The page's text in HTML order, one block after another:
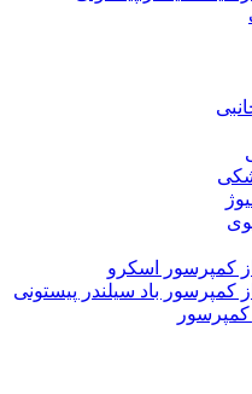
کمپرسور اسکرو
کمپرسور باد سیلندر پیستونی